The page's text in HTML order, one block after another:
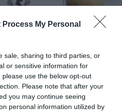
Process My Personal
sale, sharing to third parties, or
or sensitive information for
use the below opt-out
Please note that after your
you may continue seeing
personal information utilized by